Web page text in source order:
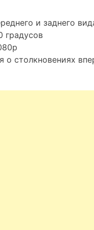
и заднего
градусов
о столкновениях